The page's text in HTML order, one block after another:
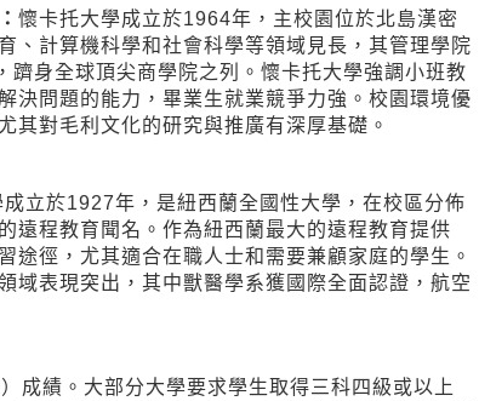
懷卡托大學成立於1964年，主校園位於北島漢密
、計算機科學和社會科學等領域見長，其管理學院
身全球頂尖商學院之列。懷卡托大學強調小班教
決問題的能力，畢業生就業競爭力強。校園環境優
其對毛利文化的研究與推廣有深厚基礎。
成立於1927年，是紐西蘭全國性大學，在校區分佈
遠程教育聞名。作為紐西蘭最大的遠程教育提供
途徑，尤其適合在職人士和需要兼顧家庭的學生。
域表現突出，其中獸醫學系獲國際全面認證，航空
成績。大部分大學要求學生取得三科四級或以上